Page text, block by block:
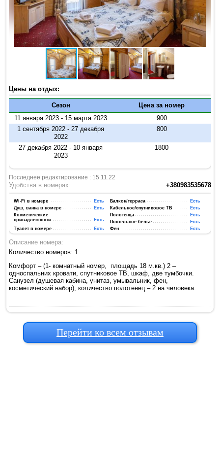
Цены на отдых:
Сезон
Цена за номер
11 января 2023 - 15 марта 2023
900
1 сентября 2022 - 27 декабря
2022
800
27 декабря 2022 - 10 января
2023
1800
Последнее редактирование : 15.11.22
+380983535678
Удобства в номерах:
Wi-Fi в номере Есть Балкон/терраса
Есть
Душ, ванна в номере
Есть Кабельное/спутниковое ТВ
Есть
Косметические
принадлежности
Есть
Полотенца
Есть
Постельное белье
Есть
Туалет в номере
Есть Фен Есть
Описание номера:
Количество номеров: 1
Комфорт – (1- комнатный номер, площадь 18 м.кв.) 2 –
односпальних кровати, спутниковое ТВ, шкаф, две тумбочки.
Санузел (душевая кабина, унитаз, умывальник, фен,
косметический набор), количество полотенец – 2 на человека.
Перейти ко всем отзывам